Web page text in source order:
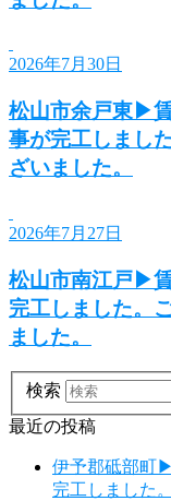
2026年7月30日
松山市余戸東▶
事が完工しまし
ざいました。
2026年7月27日
松山市南江戸▶
完工しました。
ました。
検索
最近の投稿
伊予郡砥部町
完工しました